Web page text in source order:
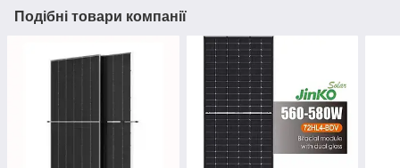
Подібні товари компанії